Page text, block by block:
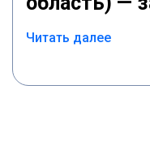
Читать далее